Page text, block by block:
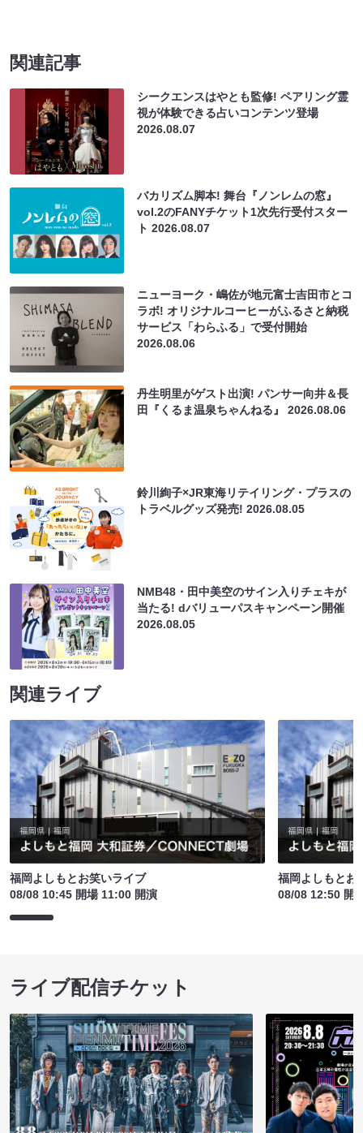
関連記事
シークエンスはやとも監修! ペアリング霊
視が体験できる占いコンテンツ登場
2026.08.07
バカリズム脚本! 舞台『ノンレムの窓』
vol.2のFANYチケット1次先行受付スター
ト2026.08.07
ニューヨーク・嶋佐が地元富士吉田市とコ
ラボ! オリジナルコーヒーがふるさと納税
サービス「わらふる」で受付開始
2026.08.06
丹生明里がゲスト出演! パンサー向井＆長
田『くるま温泉ちゃんねる』2026.08.06
鈴川絢子×JR東海リテイリング・プラスの
トラベルグッズ発売!2026.08.05
NMB48・田中美空のサイン入りチェキが
当たる! dバリューパスキャンペーン開催
2026.08.05
関連ライブ
福岡よしもとお笑いライブ
08/08 10:45 開場 11:00 開演
福岡よしもとお
08/08 12:50 開
ライブ配信チケット